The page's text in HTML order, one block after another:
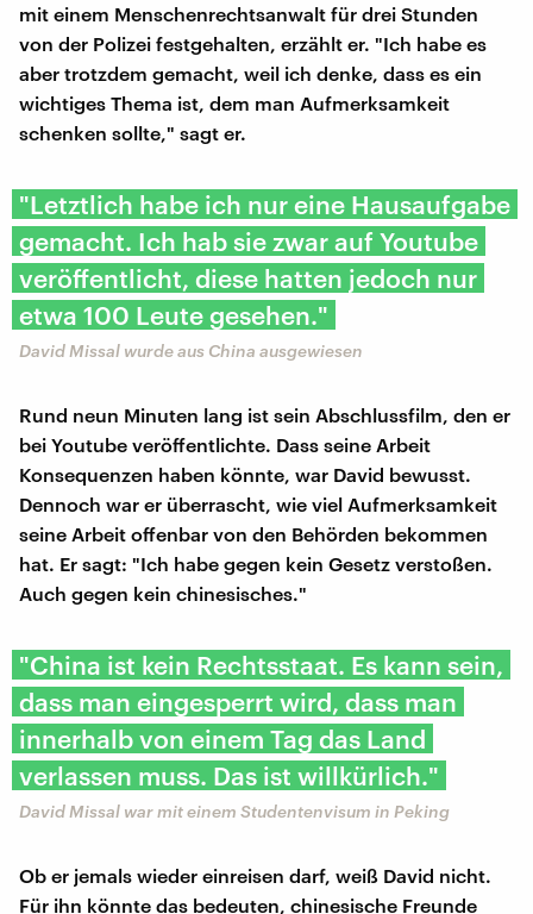
mit einem Menschenrechtsanwalt für drei Stunden
von der Polizei festgehalten, erzählt er. "Ich habe es
aber trotzdem gemacht, weil ich denke, dass es ein
wichtiges Thema ist, dem man Aufmerksamkeit
schenken sollte," sagt er.
"Letztlich habe ich nur eine Hausaufgabe
gemacht. Ich hab sie zwar auf Youtube
veröffentlicht, diese hatten jedoch nur
etwa 100 Leute gesehen."
David Missal wurde aus China ausgewiesen
Rund neun Minuten lang ist sein Abschlussfilm, den er
bei Youtube veröffentlichte. Dass seine Arbeit
Konsequenzen haben könnte, war David bewusst.
Dennoch war er überrascht, wie viel Aufmerksamkeit
seine Arbeit offenbar von den Behörden bekommen
hat. Er sagt: "Ich habe gegen kein Gesetz verstoßen.
Auch gegen kein chinesisches."
"China ist kein Rechtsstaat. Es kann sein,
dass man eingesperrt wird, dass man
innerhalb von einem Tag das Land
verlassen muss. Das ist willkürlich."
David Missal war mit einem Studentenvisum in Peking
Ob er jemals wieder einreisen darf, weiß David nicht.
Für ihn könnte das bedeuten, chinesische Freunde